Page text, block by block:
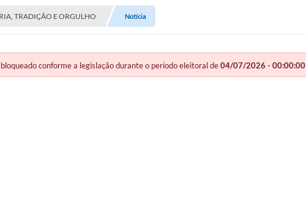
TRADIÇÃO E ORGULHO Notícia
conforme a legislação durante o período eleitoral de04/07/2026 - 00:00:00